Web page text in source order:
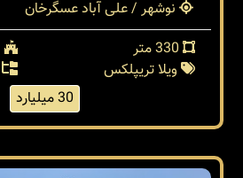
نوشهر / علی آباد عسگرخان
ویلا تریپلکس
30 میلیارد